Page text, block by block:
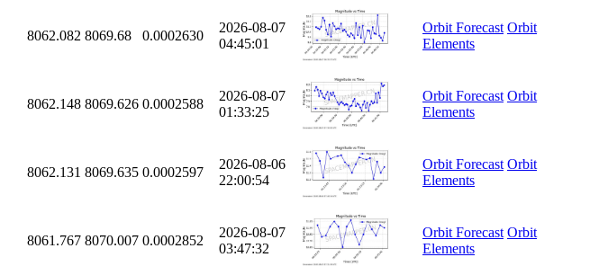
8062.082 8069.68 0.0002630
2026-08-07
04:45:01
Orbit Forecast Orbit
Elements
8062.148 8069.626 0.0002588
2026-08-07
01:33:25
Orbit Forecast Orbit
Elements
8062.131 8069.635 0.0002597
2026-08-06
22:00:54
Orbit Forecast Orbit
Elements
8061.767 8070.007 0.0002852
2026-08-07
03:47:32
Orbit Forecast Orbit
Elements